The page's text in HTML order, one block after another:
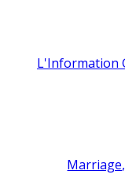
L'Information